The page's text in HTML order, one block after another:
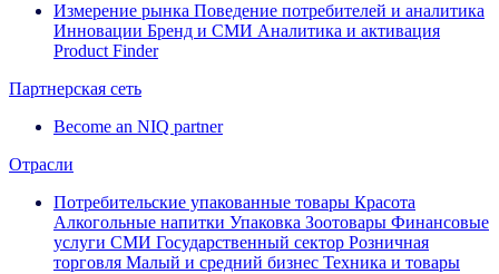
Измерение рынка Поведение потребителей и аналитика
Инновации Бренд и СМИ Аналитика и активация
Product Finder
Партнерская сеть
Become an NIQ partner
Отрасли
Потребительские упакованные товары Красота
Алкогольные напитки Упаковка Зоотовары Финансовые
услуги СМИ Государственный сектор Розничная
торговля Малый и средний бизнес Техника и товары